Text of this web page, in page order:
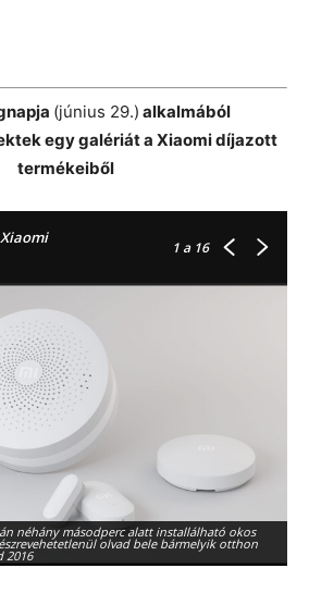
(június 29.) alkalmából
egy galériát a Xiaomi díjazott
termékeiből
1 a 16
néhány másodperc alatt installálható okos
olvad bele bármelyik otthon
2016